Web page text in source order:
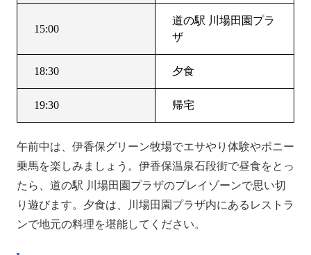
15:00
道の駅 川場田園プラ
ザ
18:30 夕食
19:30 帰宅
午前中は、伊香保グリーン牧場でエサやり体験やポニー
乗馬を楽しみましょう。伊香保温泉石段街で昼食をとっ
たら、道の駅 川場田園プラザのプレイゾーンで思い切
り遊びます。夕食は、川場田園プラザ内にあるレストラ
ンで地元の料理を堪能してください。